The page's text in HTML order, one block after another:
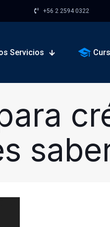
+56 2 2594 0322
Servicios